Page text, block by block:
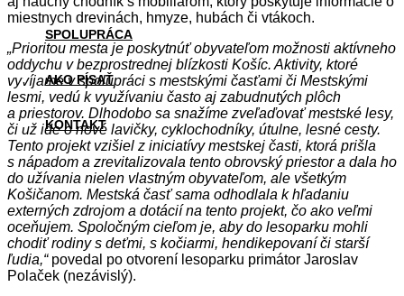
SPOLUPRÁCA
AKO PÍSAŤ
KONTAKT
miestnych drevinách, hmyze, hubách či vtákoch.
„Prioritou mesta je poskytnúť obyvateľom možnosti aktívneho
oddychu v bezprostrednej blízkosti Košíc. Aktivity, ktoré
vyvíjame v spolupráci s mestskými časťami či Mestskými
lesmi, vedú k využívaniu často aj zabudnutých plôch
a priestorov. Dlhodobo sa snažíme zveľaďovať mestské lesy,
či už ide o nové lavičky, cyklochodníky, útulne, lesné cesty.
Tento projekt vzišiel z iniciatívy mestskej časti, ktorá prišla
s nápadom a zrevitalizovala tento obrovský priestor a dala ho
do užívania nielen vlastným obyvateľom, ale všetkým
Košičanom. Mestská časť sama odhodlala k hľadaniu
externých zdrojom a dotácií na tento projekt, čo ako veľmi
oceňujem. Spoločným cieľom je, aby do lesoparku mohli
chodiť rodiny s deťmi, s kočiarmi, hendikepovaní či starší
ľudia,“ povedal po otvorení lesoparku primátor Jaroslav
Polaček (nezávislý).